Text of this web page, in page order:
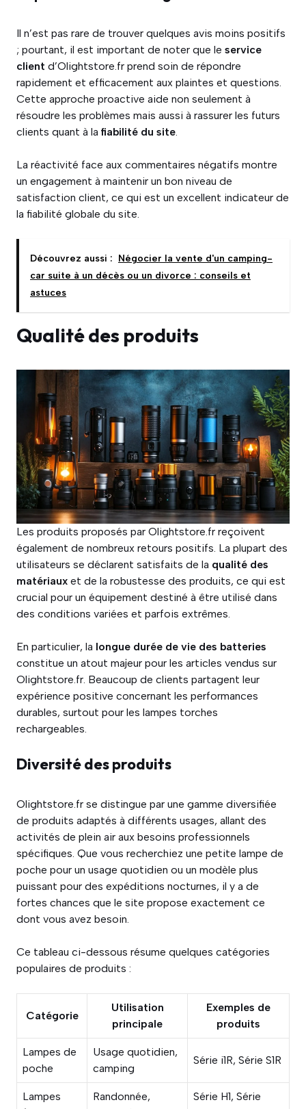
Il n’est pas rare de trouver quelques avis moins positifs
; pourtant, il est important de noter que le service
client d’Olightstore.fr prend soin de répondre
rapidement et efficacement aux plaintes et questions.
Cette approche proactive aide non seulement à
résoudre les problèmes mais aussi à rassurer les futurs
clients quant à la fiabilité du site.
La réactivité face aux commentaires négatifs montre
un engagement à maintenir un bon niveau de
satisfaction client, ce qui est un excellent indicateur de
la fiabilité globale du site.
Découvrez aussi : Négocier la vente d'un camping-
car suite à un décès ou un divorce : conseils et
astuces
Qualité des produits
Les produits proposés par Olightstore.fr reçoivent
également de nombreux retours positifs. La plupart des
utilisateurs se déclarent satisfaits de la qualité des
matériaux et de la robustesse des produits, ce qui est
crucial pour un équipement destiné à être utilisé dans
des conditions variées et parfois extrêmes.
En particulier, la longue durée de vie des batteries
constitue un atout majeur pour les articles vendus sur
Olightstore.fr. Beaucoup de clients partagent leur
expérience positive concernant les performances
durables, surtout pour les lampes torches
rechargeables.
Diversité des produits
Olightstore.fr se distingue par une gamme diversifiée
de produits adaptés à différents usages, allant des
activités de plein air aux besoins professionnels
spécifiques. Que vous recherchiez une petite lampe de
poche pour un usage quotidien ou un modèle plus
puissant pour des expéditions nocturnes, il y a de
fortes chances que le site propose exactement ce
dont vous avez besoin.
Ce tableau ci-dessous résume quelques catégories
populaires de produits :
Catégorie
Utilisation
principale
Exemples de
produits
Lampes de
poche
Usage quotidien,
camping
Série i1R, Série S1R
Lampes
Randonnée,
Série H1, Série